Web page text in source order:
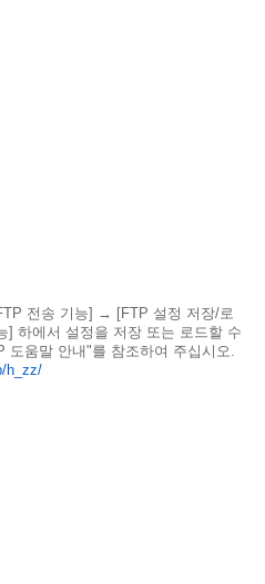
전송 기능] → [FTP 설정 저장/로
] 하에서 설정을 저장 또는 로드할 수
움말 안내"를 참조하여 주십시오.
h_zz/